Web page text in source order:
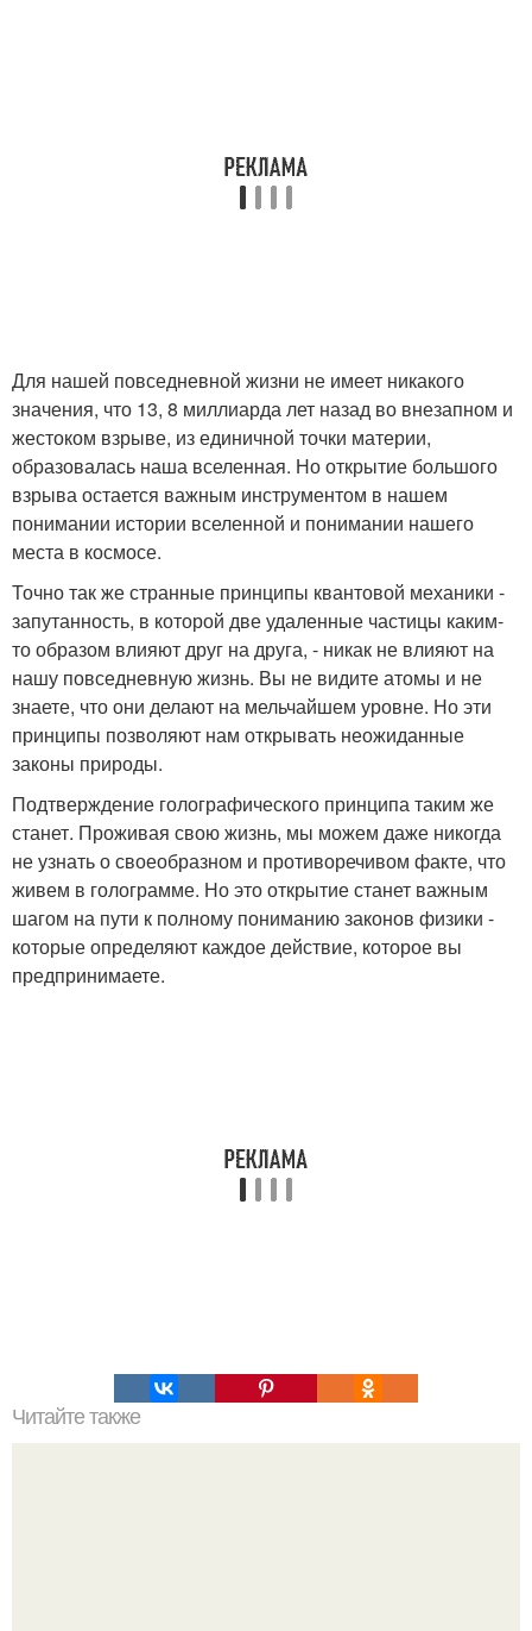
Для нашей повседневной жизни не имеет никакого
значения, что 13, 8 миллиарда лет назад во внезапном и
жестоком взрыве, из единичной точки материи,
образовалась наша вселенная. Но открытие большого
взрыва остается важным инструментом в нашем
понимании истории вселенной и понимании нашего
места в космосе.
Точно так же странные принципы квантовой механики -
запутанность, в которой две удаленные частицы каким-
то образом влияют друг на друга, - никак не влияют на
нашу повседневную жизнь. Вы не видите атомы и не
знаете, что они делают на мельчайшем уровне. Но эти
принципы позволяют нам открывать неожиданные
законы природы.
Подтверждение голографического принципа таким же
станет. Проживая свою жизнь, мы можем даже никогда
не узнать о своеобразном и противоречивом факте, что
живем в голограмме. Но это открытие станет важным
шагом на пути к полному пониманию законов физики -
которые определяют каждое действие, которое вы
предпринимаете.
Читайте также